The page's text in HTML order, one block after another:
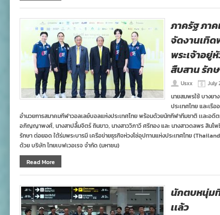
ภาครัฐ ภา
จัดงานเทิด
พระเจ้าอ
สืบสาน รัก
Usxx July
นายสมพรใช้ บางย
ประเทศไทย และเรื
อำนวยการสมาคมกีฬาวอลเลย์บอลแห่งประเทศไทย พร้อมด้วยนักกีฬาทีมชาติ เเละอ
อภิญญาพงศ์, นางสาปลื้มจิตร์ ถินขาว, นางสาววิภาวี ศรีทอง และ นางสาวดลพร สินโ
รักษา ต่อยอด ใต้ร่มพระบารมี เครือข่ายธุรกิจห่วงโซ่อุปทานแห่งประเทศไทย
ด้วย บริษัท ไทยเบฟเวอเรจ จำกัด (มหาชน)
Read More
นักตบหนุ่ม
เเล้ว